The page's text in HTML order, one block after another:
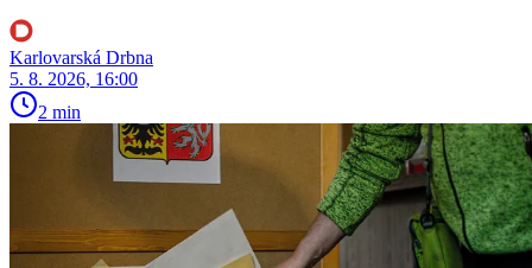
Karlovarská Drbna
5. 8. 2026, 16:00
2 min